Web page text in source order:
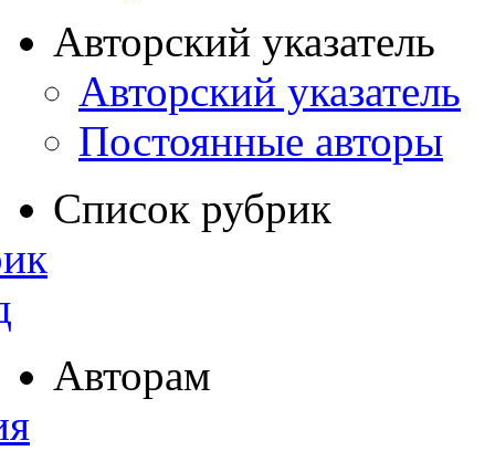
Авторский указатель
Авторский указатель
Постоянные авторы
Список рубрик
Авторам